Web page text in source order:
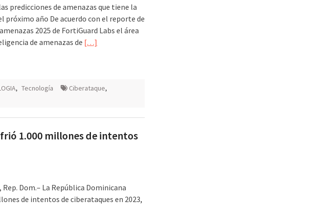
predicciones de amenazas que tiene la
próximo año De acuerdo con el reporte de
2025 de FortiGuard Labs el área
de amenazas de […]
, Tecnología Ciberataque,
1.000 millones de intentos
Dom.– La República Dominicana
de intentos de ciberataques en 2023,